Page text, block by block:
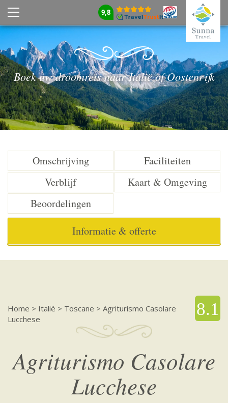
9,8
Boek uw droomreis naar Italië of Oostenrijk
Omschrijving
Faciliteiten
Verblijf
Kaart & Omgeving
Beoordelingen
Informatie & offerte
8.1
Home > Italië > Toscane > Agriturismo Casolare
Lucchese
Agriturismo Casolare
Lucchese